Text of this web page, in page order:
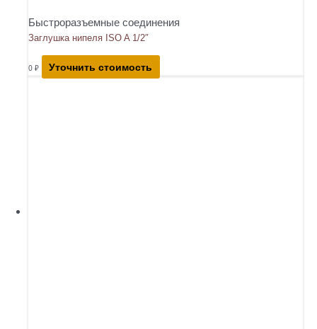
Быстроразъемные соединения
Заглушка нипеля ISO A 1/2″
0 ₽ Уточнить стоимость